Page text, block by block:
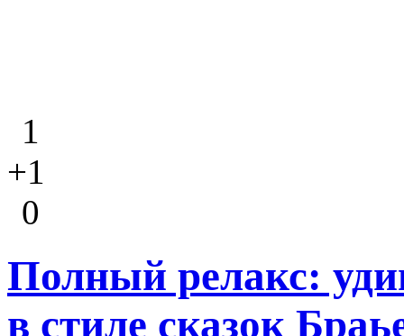
1
+1
0
Полный релакс:
в стиле сказок